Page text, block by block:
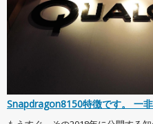
Snapdragon8150特徴です。 一